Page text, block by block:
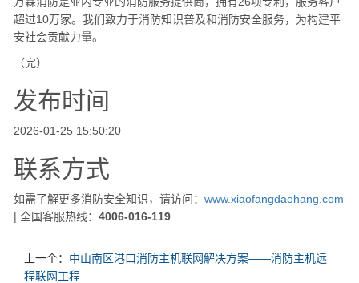
超过10万家。我们致力于消防知识普及和消防安全服务，为构建平
安社会贡献力量。
（完）
发布时间
2026-01-25 15:50:20
联系方式
如需了解更多消防安全知识，请访问： www.xiaofangdaohang.com
| 全国客服热线： 4006-016-119
上一个： 中山南区港口消防主机联网解决方案——消防主机远
程联网工程